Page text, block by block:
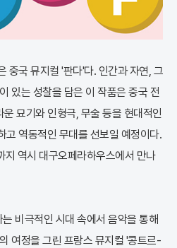
중국 뮤지컬 '판다'다. 인간과 자연, 그
있는 성찰을 담은 이 작품은 중국 전
묘기와 인형극, 무술 등을 현대적인
고 역동적인 무대를 선보일 예정이다.
역시 대구오페라하우스에서 만나
비극적인 시대 속에서 음악을 통해
여정을 그린 프랑스 뮤지컬 '콩트르-